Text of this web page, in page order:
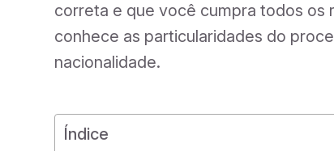
correta e que você cumpra todos os
conhece as particularidades do
nacionalidade.
Índice